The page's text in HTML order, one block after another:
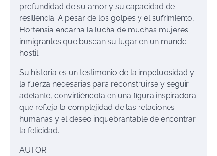
profundidad de su amor y su capacidad de
resiliencia. A pesar de los golpes y el sufrimiento,
Hortensia encarna la lucha de muchas mujeres
inmigrantes que buscan su lugar en un mundo
hostil.
Su historia es un testimonio de la impetuosidad y
la fuerza necesarias para reconstruirse y seguir
adelante, convirtiéndola en una figura inspiradora
que refleja la complejidad de las relaciones
humanas y el deseo inquebrantable de encontrar
la felicidad.
AUTOR